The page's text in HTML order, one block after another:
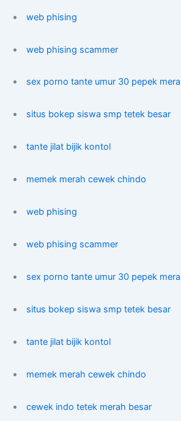
web phising
web phising scammer
sex porno tante umur 30 pepek
situs bokep siswa smp tetek besar
tante jilat bijik kontol
memek merah cewek chindo
web phising
web phising scammer
sex porno tante umur 30 pepek
situs bokep siswa smp tetek besar
tante jilat bijik kontol
memek merah cewek chindo
cewek indo tetek merah besar